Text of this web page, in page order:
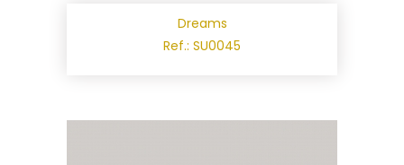
Dreams
Ref.: SU0045